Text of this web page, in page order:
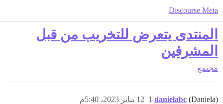
Discourse Meta
المنتدى يتعرض للتخريب من قبل
المشرفين
مجتمع
danielabc (Daniela) 12 يناير 2023، 5:40م 1